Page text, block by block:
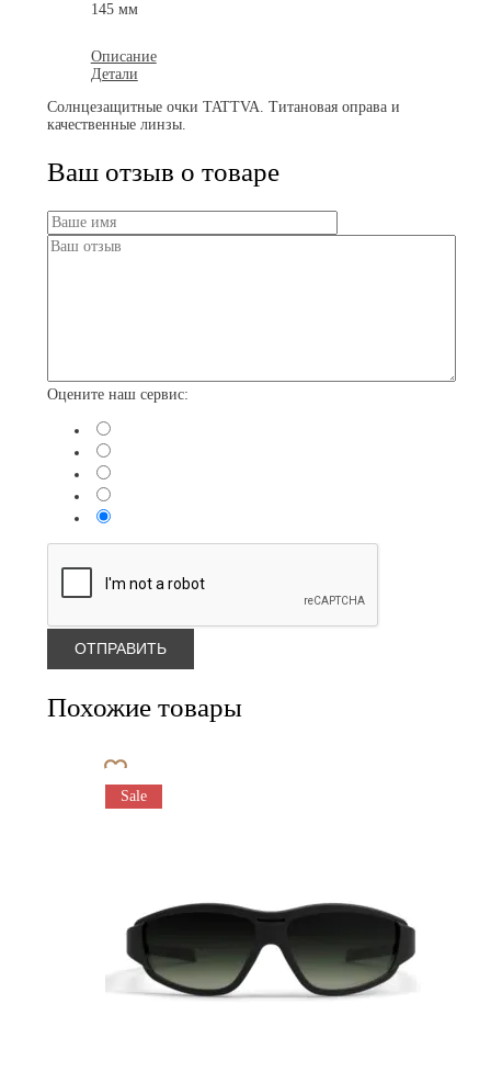
145 мм
Описание
Детали
Солнцезащитные очки TATTVA. Титановая оправа и
качественные линзы.
Ваш отзыв о товаре
Оцените наш сервис:
Похожие товары
Sale